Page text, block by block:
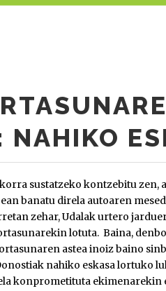
sustatzeko kontzebitu zen,
banatu direla autoaren
zehar, Udalak urtero
lotuta. Baina,
astea inoiz baino
nahiko eskasa lortuko
konprometituta ekimenarekin